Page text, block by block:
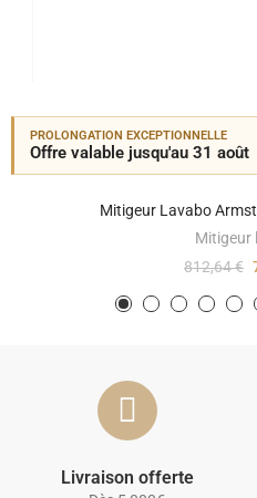
PROLONGATION EXCEPTIONNELLE
Offre valable jusqu'au 31 août
Mitigeur Lavabo
Mitigeur
812,64 €
Livraison offerte